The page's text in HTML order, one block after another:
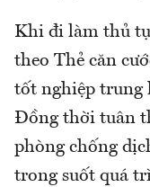
Khi đi làm thủ
theo Thẻ căn
tốt nghiệp trung
Đồng thời tuân
phòng chống
trong suốt quá